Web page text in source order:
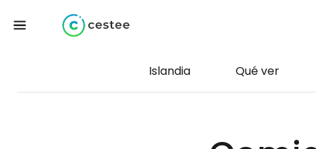
Islandia Qué ver